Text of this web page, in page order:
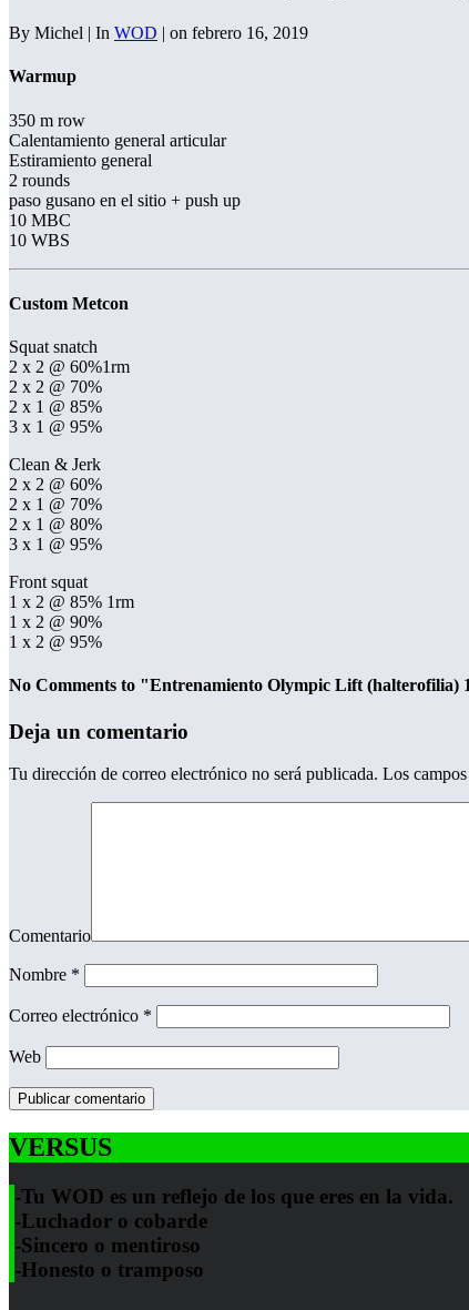
By Michel | In WOD | on febrero 16, 2019
Warmup
350 m row
Calentamiento general articular
Estiramiento general
2 rounds
paso gusano en el sitio + push up
10 MBC
10 WBS
Custom Metcon
Squat snatch
2 x 2 @ 60%1rm
2 x 2 @ 70%
2 x 1 @ 85%
3 x 1 @ 95%
Clean & Jerk
2 x 2 @ 60%
2 x 1 @ 70%
2 x 1 @ 80%
3 x 1 @ 95%
Front squat
1 x 2 @ 85% 1rm
1 x 2 @ 90%
1 x 2 @ 95%
No Comments to "Entrenamiento Olympic Lift (halterofilia)
Deja un comentario
Tu dirección de correo electrónico no será publicada. Los
Comentario
Nombre *
Correo electrónico *
Web
VERSUS
-Tu WOD es un reflejo de los que eres en la vida.
-Luchador o cobarde
-Sincero o mentiroso
-Honesto o tramposo